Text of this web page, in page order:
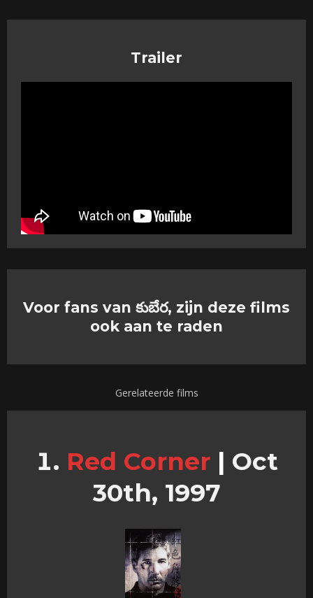
Trailer
Voor fans van కుబేర, zijn deze films
ook aan te raden
Gerelateerde films
Red Corner | Oct
30th, 1997